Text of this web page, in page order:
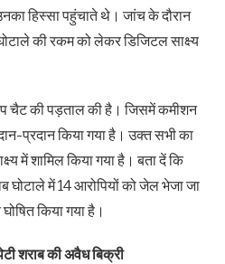
हिस्सा पहुंचाते थे। जांच के दौरान
की रकम को लेकर डिजिटल साक्ष्य
चैट की पड़ताल की है। जिसमें कमीशन
प्रदान किया गया है। उक्त सभी का
में शामिल किया गया है। बता दें कि
में 14 आरोपियों को जेल भेजा जा
किया गया है।
शराब की अवैध बिक्री